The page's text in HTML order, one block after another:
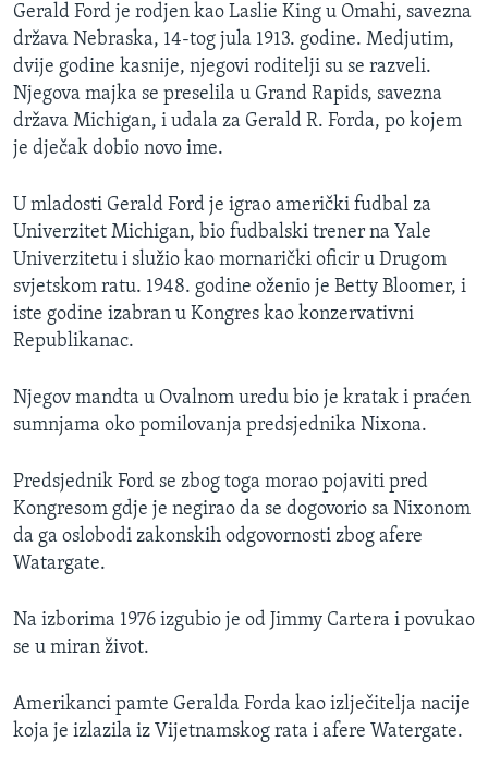
Gerald Ford je rodjen kao Laslie King u Omahi, savezna
država Nebraska, 14-tog jula 1913. godine. Medjutim,
dvije godine kasnije, njegovi roditelji su se razveli.
Njegova majka se preselila u Grand Rapids, savezna
država Michigan, i udala za Gerald R. Forda, po kojem
je dječak dobio novo ime.
U mladosti Gerald Ford je igrao američki fudbal za
Univerzitet Michigan, bio fudbalski trener na Yale
Univerzitetu i služio kao mornarički oficir u Drugom
svjetskom ratu. 1948. godine oženio je Betty Bloomer, i
iste godine izabran u Kongres kao konzervativni
Republikanac.
Njegov mandta u Ovalnom uredu bio je kratak i praćen
sumnjama oko pomilovanja predsjednika Nixona.
Predsjednik Ford se zbog toga morao pojaviti pred
Kongresom gdje je negirao da se dogovorio sa Nixonom
da ga oslobodi zakonskih odgovornosti zbog afere
Watargate.
Na izborima 1976 izgubio je od Jimmy Cartera i povukao
se u miran život.
Amerikanci pamte Geralda Forda kao izlječitelja nacije
koja je izlazila iz Vijetnamskog rata i afere Watergate.